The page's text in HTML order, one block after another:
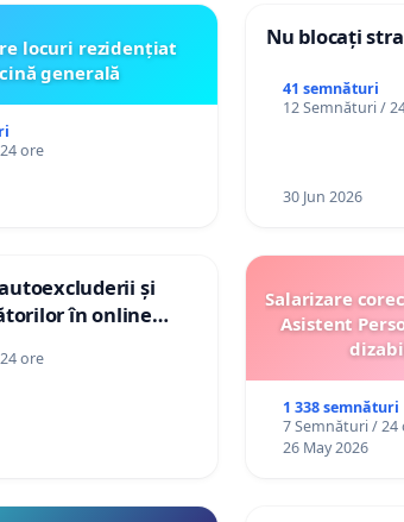
locuri rezidențiat
generală
ore
Nu blocați
41 semnături
12 Semnături /
30 Jun 2026
și
în online
ore
Salarizare
Asistent
1 338 semnături
7 Semnături / 24
26 May 2026